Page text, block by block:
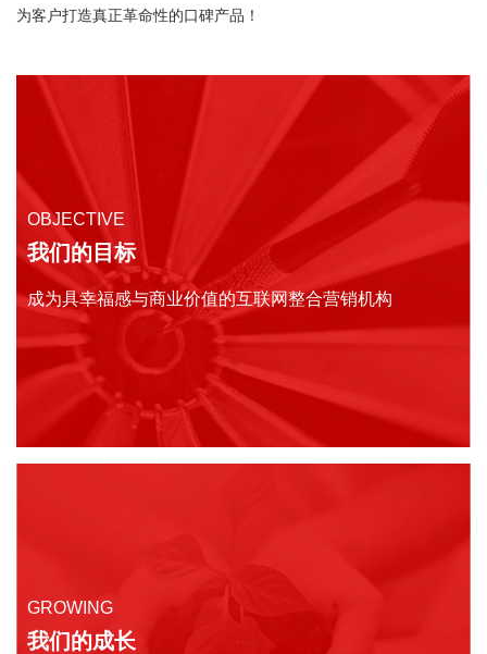
为客户打造真正革命性的口碑产品！
OBJECTIVE
我们的目标
成为具幸福感与商业价值的互联网整合营销机构
GROWING
我们的成长